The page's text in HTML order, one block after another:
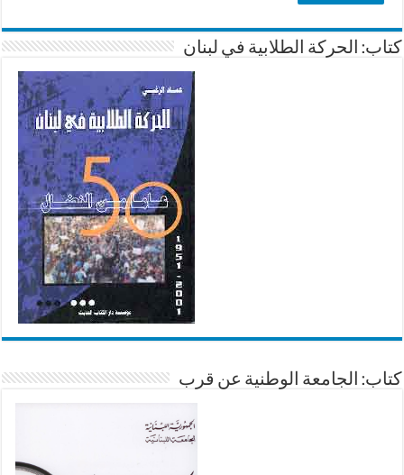
كتاب: الحركة الطلابية في لبنان
كتاب: الجامعة الوطنية عن قرب